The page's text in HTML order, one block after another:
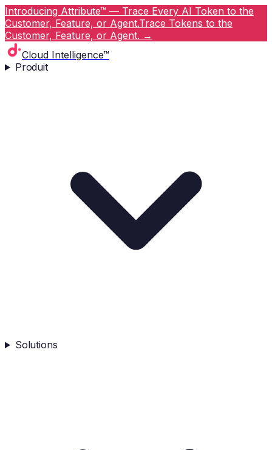
Introducing Attribute™ — Trace Every AI Token to the
Customer, Feature, or Agent.Trace Tokens to the
Customer, Feature, or Agent. →
Cloud Intelligence™
Produit
Solutions